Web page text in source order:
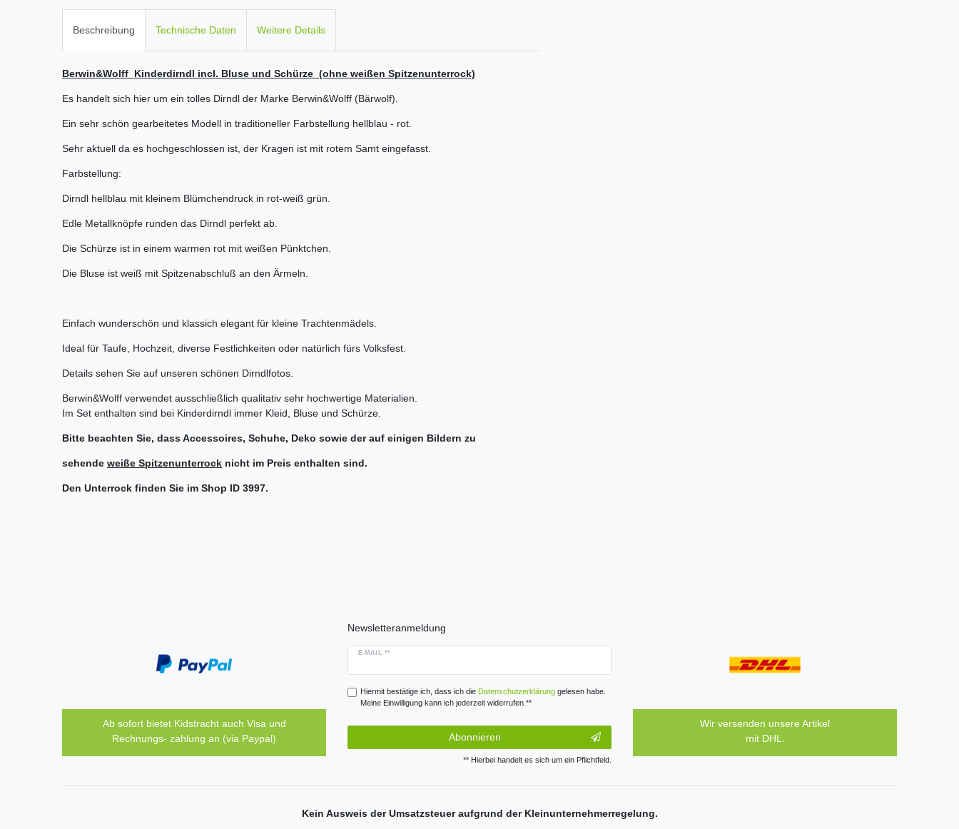
Beschreibung Technische Daten Weitere Details
Berwin&Wolff Kinderdirndl incl. Bluse und Schürze (ohne weißen Spitzenunterrock)
Es handelt sich hier um ein tolles Dirndl der Marke Berwin&Wolff (Bärwolf).
Ein sehr schön gearbeitetes Modell in traditioneller Farbstellung hellblau - rot.
Sehr aktuell da es hochgeschlossen ist, der Kragen ist mit rotem Samt eingefasst.
Farbstellung:
Dirndl hellblau mit kleinem Blümchendruck in rot-weiß grün.
Edle Metallknöpfe runden das Dirndl perfekt ab.
Die Schürze ist in einem warmen rot mit weißen Pünktchen.
Die Bluse ist weiß mit Spitzenabschluß an den Ärmeln.
Einfach wunderschön und klassich elegant für kleine Trachtenmädels.
Ideal für Taufe, Hochzeit, diverse Festlichkeiten oder natürlich fürs Volksfest.
Details sehen Sie auf unseren schönen Dirndlfotos.
Berwin&Wolff verwendet ausschließlich qualitativ sehr hochwertige Materialien.
Im Set enthalten sind bei Kinderdirndl immer Kleid, Bluse und Schürze.
Bitte beachten Sie, dass Accessoires, Schuhe, Deko sowie der auf einigen Bildern zu
sehende weiße Spitzenunterrock nicht im Preis enthalten sind.
Den Unterrock finden Sie im Shop ID 3997.
Ab sofort bietet Kidstracht auch Visa und
Rechnungs- zahlung an (via Paypal)
Newsletteranmeldung
E-MAIL **
Hiermit bestätige ich, dass ich die Daten­schutz­erklärunggelesen habe.
Meine Einwilligung kann ich jederzeit widerrufen.**
Abonnieren
** Hierbei handelt es sich um ein Pflichtfeld.
Wir versenden unsere Artikel
mit DHL.
Kein Ausweis der Umsatzsteuer aufgrund der Kleinunternehmerregelung.